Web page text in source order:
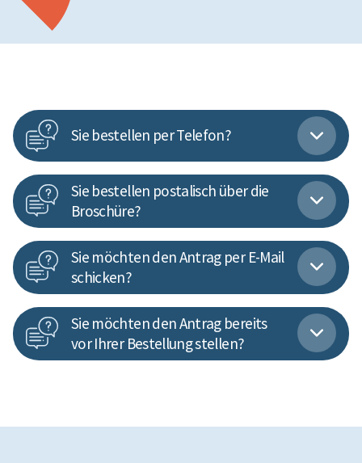
Sie bestellen per Telefon?
Sie bestellen postalisch über die
Broschüre?
Sie möchten den Antrag per E-Mail
schicken?
Sie möchten den Antrag bereits
vor Ihrer Bestellung stellen?